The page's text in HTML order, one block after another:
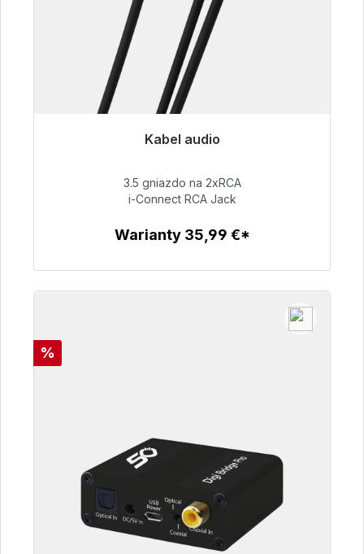
Kabel audio
Gotowy do natychmiastowej wysyłki, czas
51,99 €
3.5 gniazdo na 2xRCA
i-Connect RCA Jack
Warianty 35,99 €*
Rabat
%